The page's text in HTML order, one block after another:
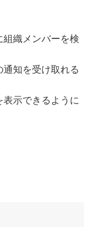
織メンバーを検
知を受け取れる
示できるように